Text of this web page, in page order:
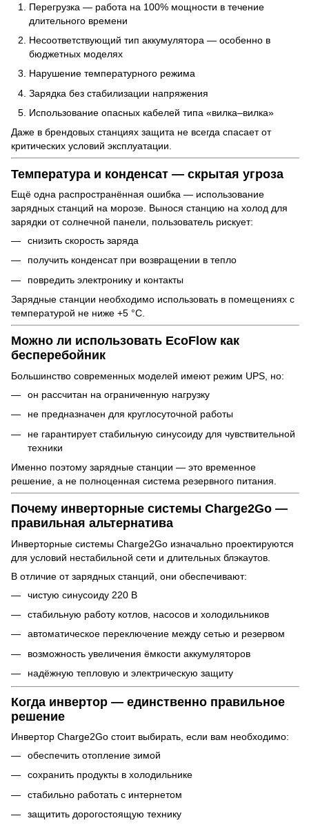
Перегрузка — работа на 100% мощности в течение
длительного времени
Несоответствующий тип аккумулятора — особенно в
бюджетных моделях
Нарушение температурного режима
Зарядка без стабилизации напряжения
Использование опасных кабелей типа «вилка–вилка»
Даже в брендовых станциях защита не всегда спасает от
критических условий эксплуатации.
Температура и конденсат — скрытая угроза
Ещё одна распространённая ошибка — использование
зарядных станций на морозе. Вынося станцию на холод для
зарядки от солнечной панели, пользователь рискует:
снизить скорость заряда
получить конденсат при возвращении в тепло
повредить электронику и контакты
Зарядные станции необходимо использовать в помещениях с
температурой не ниже +5 °C.
Можно ли использовать EcoFlow как
бесперебойник
Большинство современных моделей имеют режим UPS, но:
он рассчитан на ограниченную нагрузку
не предназначен для круглосуточной работы
не гарантирует стабильную синусоиду для чувствительной
техники
Именно поэтому зарядные станции — это временное
решение, а не полноценная система резервного питания.
Почему инверторные системы Charge2Go —
правильная альтернатива
Инверторные системы Charge2Go изначально проектируются
для условий нестабильной сети и длительных блэкаутов.
В отличие от зарядных станций, они обеспечивают:
чистую синусоиду 220 В
стабильную работу котлов, насосов и холодильников
автоматическое переключение между сетью и резервом
возможность увеличения ёмкости аккумуляторов
надёжную тепловую и электрическую защиту
Когда инвертор — единственно правильное
решение
Инвертор Charge2Go стоит выбирать, если вам необходимо:
обеспечить отопление зимой
сохранить продукты в холодильнике
стабильно работать с интернетом
защитить дорогостоящую технику